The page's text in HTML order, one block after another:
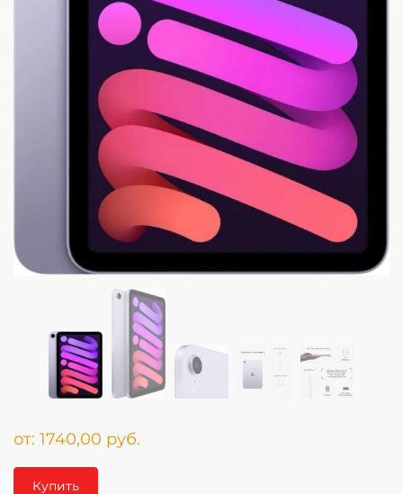
от: 1740,00 руб.
Купить